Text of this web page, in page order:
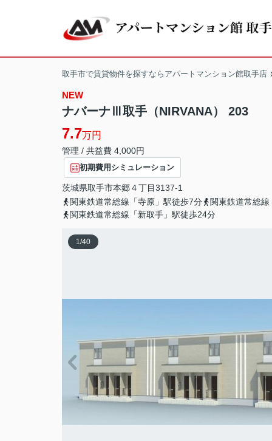
取手市で賃貸物件を探すならアパートマンション館取手店
NEW
ナバーナⅢ取手（NIRVANA） 203
7.7万円
管理 / 共益費 4,000円
初期費用シミュレーション
茨城県取手市本郷４丁目3137-1
関東鉄道常総線「寺原」駅徒歩7分
関東鉄道常総
関東鉄道常総線「新取手」駅徒歩24分
1/40